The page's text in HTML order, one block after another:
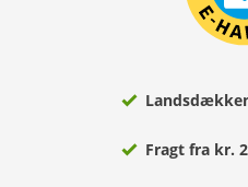
Fragt fra kr.